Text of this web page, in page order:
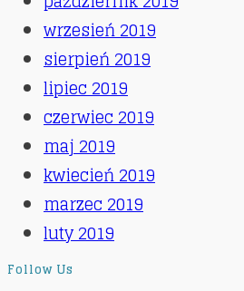
wrzesień 2019
sierpień 2019
lipiec 2019
czerwiec 2019
maj 2019
kwiecień 2019
marzec 2019
luty 2019
Follow Us